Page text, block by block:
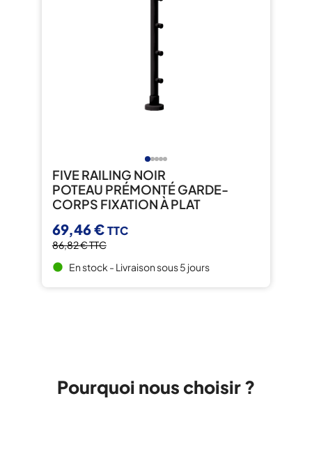
FIVE RAILING NOIR
POTEAU PRÉMONTÉ GARDE-
CORPS FIXATION À PLAT
69,46 €TTC
86,82 €TTC
brightness_1 En stock - Livraison sous 5 jours
Pourquoi nous choisir ?